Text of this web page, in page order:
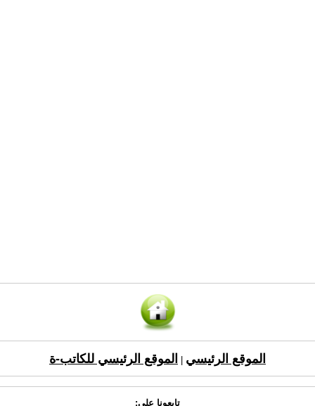
الموقع الرئيسي الموقع الرئيسي للكاتب-ة
تابعونا على: